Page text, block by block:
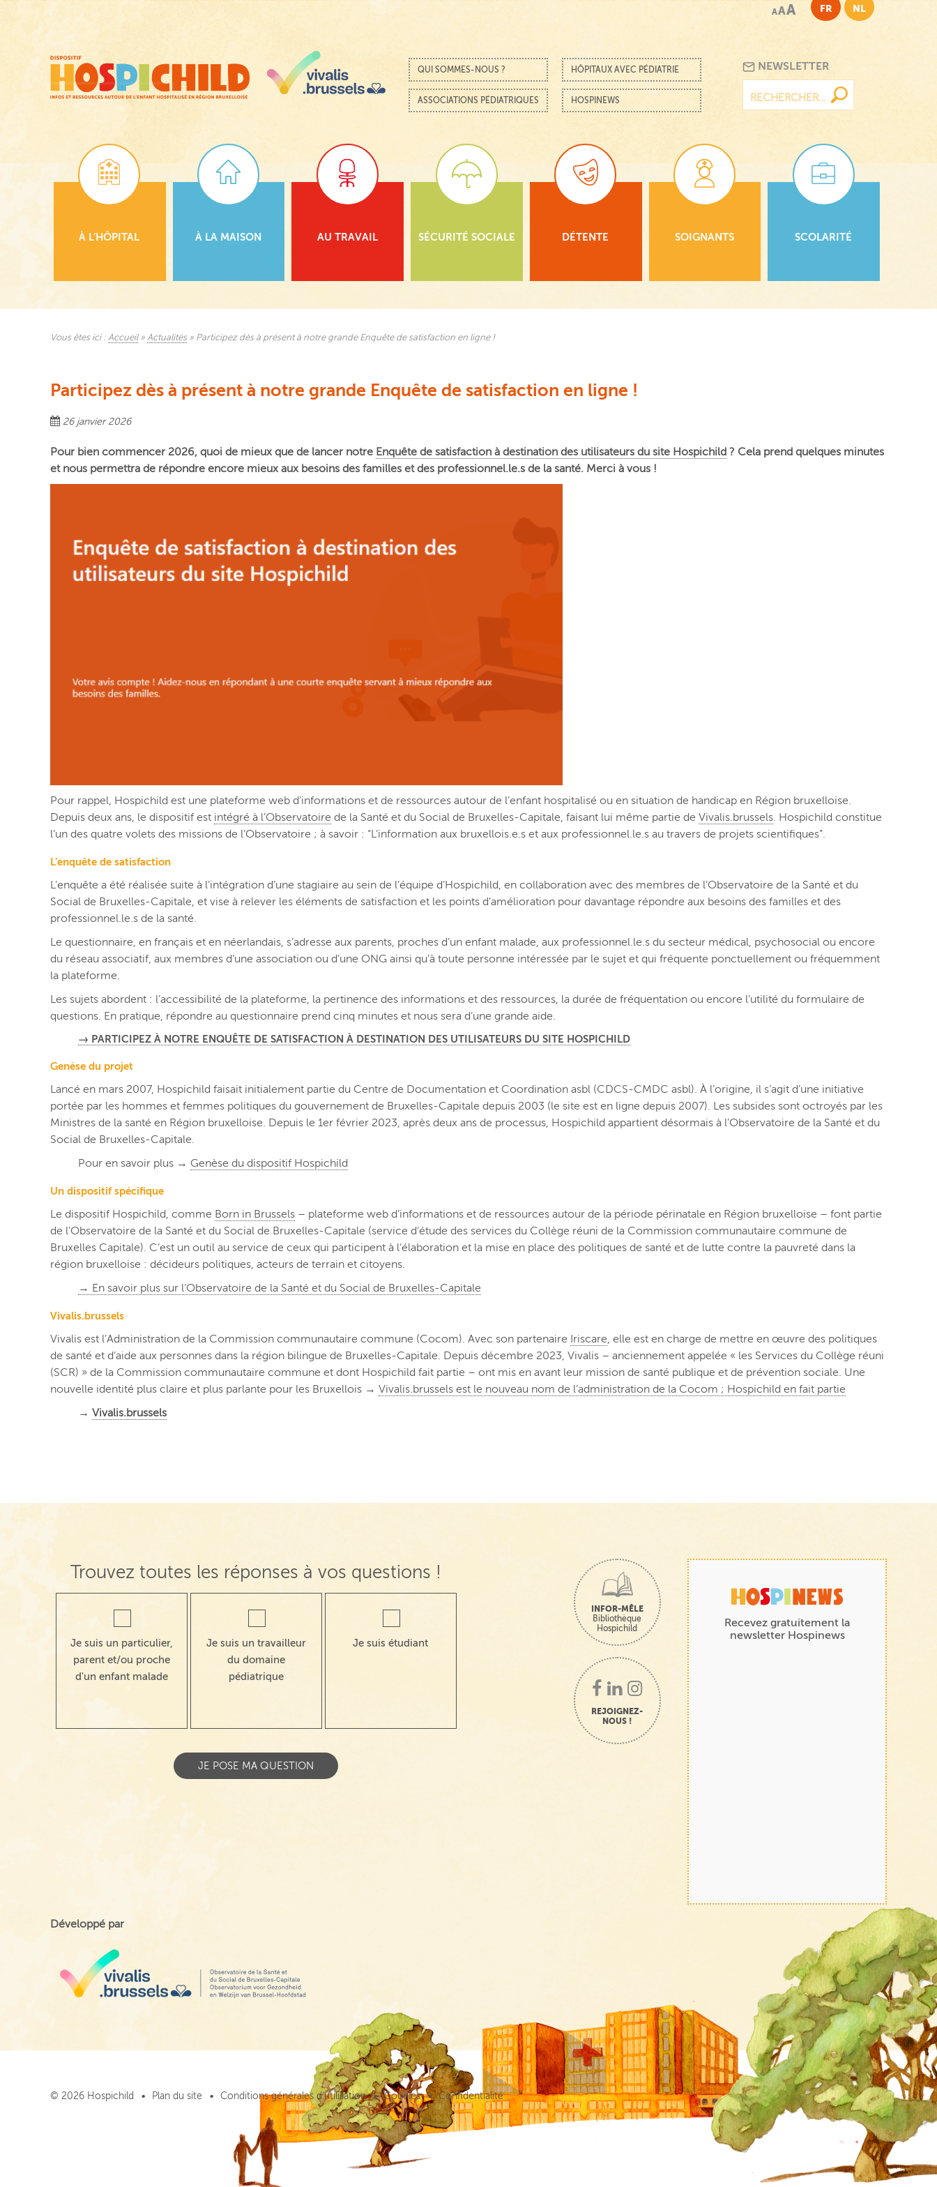
principal
AAA FR NL
Menu
Passer au contenu
QUI SOMMES-NOUS ? HÔPITAUX AVEC PÉDIATRIE
ASSOCIATIONS PÉDIATRIQUES HOSPINEWS
NEWSLETTER
À L’HÔPITAL À LA MAISON AU TRAVAIL SÉCURITÉ SOCIALE DÉTENTE SOIGNANTS SCOLARITÉ
Vous êtes ici : Accueil» Actualités » Participez dès à présent à notre grande Enquête de satisfaction en ligne !
Participez dès à présent à notre grande Enquête de satisfaction en ligne !
26 janvier 2026
Pour bien commencer 2026, quoi de mieux que de lancer notre Enquête de satisfaction à destination des utilisateurs du site Hospichild ? Cela prend quelques minutes
et nous permettra de répondre encore mieux aux besoins des familles et des professionnel.le.s de la santé. Merci à vous !
Pour rappel, Hospichild est une plateforme web d’informations et de ressources autour de l’enfant hospitalisé ou en situation de handicap en Région bruxelloise.
Depuis deux ans, le dispositif est intégré à l’Observatoire de la Santé et du Social de Bruxelles-Capitale, faisant lui même partie de Vivalis.brussels. Hospichild constitue
l’un des quatre volets des missions de l’Observatoire ; à savoir : “L’information aux bruxellois.e.s et aux professionnel.le.s au travers de projets scientifiques”.
L’enquête de satisfaction
L’enquête a été réalisée suite à l’intégration d’une stagiaire au sein de l’équipe d’Hospichild, en collaboration avec des membres de l’Observatoire de la Santé et du
Social de Bruxelles-Capitale, et vise à relever les éléments de satisfaction et les points d’amélioration pour davantage répondre aux besoins des familles et des
professionnel.le.s de la santé.
Le questionnaire, en français et en néerlandais, s’adresse aux parents, proches d’un enfant malade, aux professionnel.le.s du secteur médical, psychosocial ou encore
du réseau associatif, aux membres d’une association ou d’une ONG ainsi qu’à toute personne intéressée par le sujet et qui fréquente ponctuellement ou fréquemment
la plateforme.
Les sujets abordent : l’accessibilité de la plateforme, la pertinence des informations et des ressources, la durée de fréquentation ou encore l’utilité du formulaire de
questions. En pratique, répondre au questionnaire prend cinq minutes et nous sera d’une grande aide.
→ PARTICIPEZ À NOTRE ENQUÊTE DE SATISFACTION À DESTINATION DES UTILISATEURS DU SITE HOSPICHILD
Genèse du projet
Lancé en mars 2007, Hospichild faisait initialement partie du Centre de Documentation et Coordination asbl (CDCS-CMDC asbl). À l’origine, il s’agit d’une initiative
portée par les hommes et femmes politiques du gouvernement de Bruxelles-Capitale depuis 2003 (le site est en ligne depuis 2007). Les subsides sont octroyés par les
Ministres de la santé en Région bruxelloise. Depuis le 1er février 2023, après deux ans de processus, Hospichild appartient désormais à l’Observatoire de la Santé et du
Social de Bruxelles-Capitale.
Pour en savoir plus → Genèse du dispositif Hospichild
Un dispositif spécifique
Le dispositif Hospichild, comme Born in Brussels – plateforme web d’informations et de ressources autour de la période périnatale en Région bruxelloise – font partie
de l’Observatoire de la Santé et du Social de Bruxelles-Capitale (service d’étude des services du Collège réuni de la Commission communautaire commune de
Bruxelles Capitale). C’est un outil au service de ceux qui participent à l’élaboration et la mise en place des politiques de santé et de lutte contre la pauvreté dans la
région bruxelloise : décideurs politiques, acteurs de terrain et citoyens.
→ En savoir plus sur l’Observatoire de la Santé et du Social de Bruxelles-Capitale
Vivalis.brussels
Vivalis est l’Administration de la Commission communautaire commune (Cocom). Avec son partenaire Iriscare, elle est en charge de mettre en œuvre des politiques
de santé et d’aide aux personnes dans la région bilingue de Bruxelles-Capitale. Depuis décembre 2023, Vivalis – anciennement appelée « les Services du Collège réuni
(SCR) » de la Commission communautaire commune et dont Hospichild fait partie – ont mis en avant leur mission de santé publique et de prévention sociale. Une
nouvelle identité plus claire et plus parlante pour les Bruxellois → Vivalis.brussels est le nouveau nom de l’administration de la Cocom ; Hospichild en fait partie
→ Vivalis.brussels
Trouvez toutes les réponses à vos questions !
Je suis un particulier,
parent et/ou proche
d'un enfant malade
Je suis un travailleur
du domaine
pédiatrique
Je suis étudiant
INFOR-MÊLE
Bibliothèque
Hospichild
REJOIGNEZ-
NOUS !
Recevez gratuitement la
newsletter Hospinews
Développé par
© 2026 Hospichild Plan du site Conditions générales d’utilisation Cookies Confidentialité